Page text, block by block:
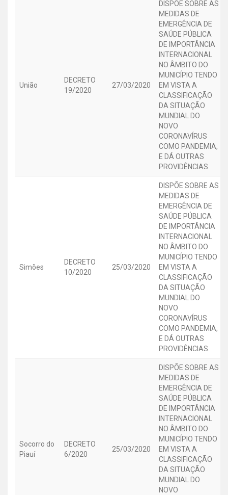
União
DECRETO
19/2020
27/03/2020
DISPÕE SOBRE AS
MEDIDAS DE
EMERGÊNCIA DE
SAÚDE PÚBLICA
DE IMPORTÂNCIA
INTERNACIONAL
NO ÂMBITO DO
MUNICÍPIO TENDO
EM VISTA A
CLASSIFICAÇÃO
DA SITUAÇÃO
MUNDIAL DO
NOVO
CORONAVÍRUS
COMO PANDEMIA,
E DÁ OUTRAS
PROVIDÊNCIAS.
Simões
DECRETO
10/2020
25/03/2020
DISPÕE SOBRE AS
MEDIDAS DE
EMERGÊNCIA DE
SAÚDE PÚBLICA
DE IMPORTÂNCIA
INTERNACIONAL
NO ÂMBITO DO
MUNICÍPIO TENDO
EM VISTA A
CLASSIFICAÇÃO
DA SITUAÇÃO
MUNDIAL DO
NOVO
CORONAVÍRUS
COMO PANDEMIA,
E DÁ OUTRAS
PROVIDÊNCIAS.
Socorro do
Piauí
DECRETO
6/2020
25/03/2020
DISPÕE SOBRE AS
MEDIDAS DE
EMERGÊNCIA DE
SAÚDE PÚBLICA
DE IMPORTÂNCIA
INTERNACIONAL
NO ÂMBITO DO
MUNICÍPIO TENDO
EM VISTA A
CLASSIFICAÇÃO
DA SITUAÇÃO
MUNDIAL DO
NOVO